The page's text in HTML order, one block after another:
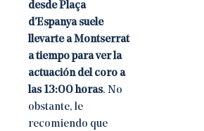
desde Plaça
d’Espanya suele
llevarte a Montserrat
a tiempo para ver la
actuación del coro a
las 13:00 horas. No
obstante, le
recomiendo que